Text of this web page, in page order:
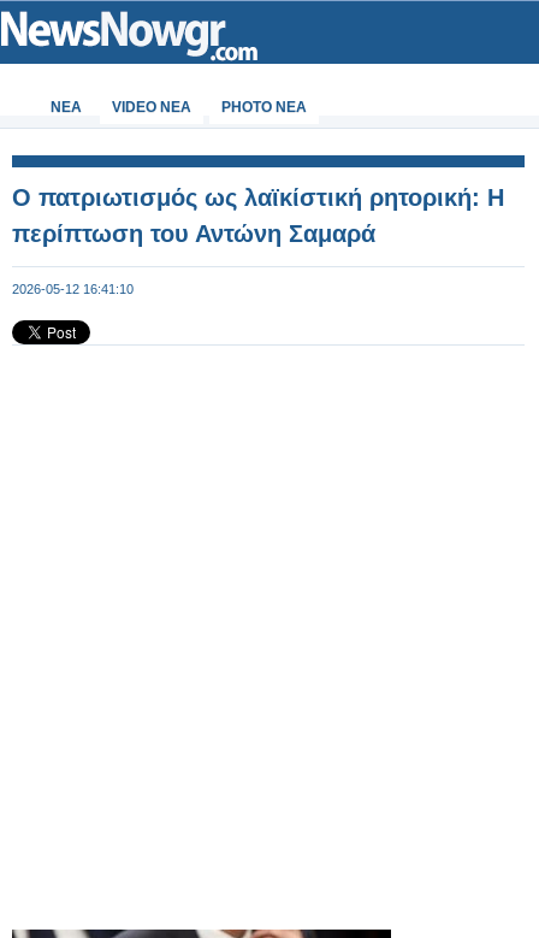
ΝΕΑ VIDEO NEA PHOTO NEA
Ο πατριωτισμός ως λαϊκίστική ρητορική: Η
περίπτωση του Αντώνη Σαμαρά
2026-05-12 16:41:10